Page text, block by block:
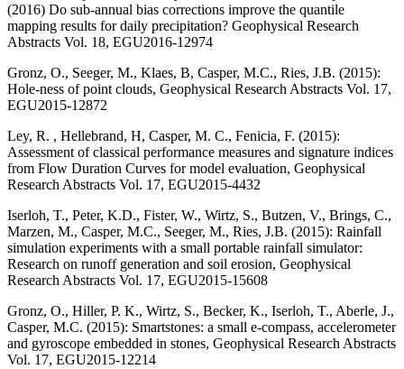
(2016) Do sub-annual bias corrections improve the quantile
mapping results for daily precipitation? Geophysical Research
Abstracts Vol. 18, EGU2016-12974
Gronz, O., Seeger, M., Klaes, B, Casper, M.C., Ries, J.B. (2015):
Hole-ness of point clouds, Geophysical Research Abstracts Vol. 17,
EGU2015-12872
Ley, R. , Hellebrand, H, Casper, M. C., Fenicia, F. (2015):
Assessment of classical performance measures and signature indices
from Flow Duration Curves for model evaluation, Geophysical
Research Abstracts Vol. 17, EGU2015-4432
Iserloh, T., Peter, K.D., Fister, W., Wirtz, S., Butzen, V., Brings, C.,
Marzen, M., Casper, M.C., Seeger, M., Ries, J.B. (2015): Rainfall
simulation experiments with a small portable rainfall simulator:
Research on runoff generation and soil erosion, Geophysical
Research Abstracts Vol. 17, EGU2015-15608
Gronz, O., Hiller, P. K., Wirtz, S., Becker, K., Iserloh, T., Aberle, J.,
Casper, M.C. (2015): Smartstones: a small e-compass, accelerometer
and gyroscope embedded in stones, Geophysical Research Abstracts
Vol. 17, EGU2015-12214